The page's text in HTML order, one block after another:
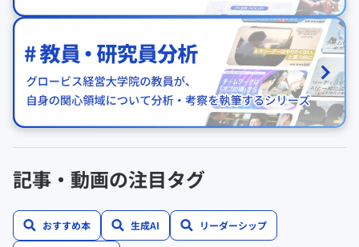
記事・動画の注目タグ
おすすめ本 生成AI リーダーシップ